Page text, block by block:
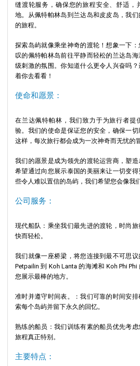
对于内心充满探索精神的游客来说,距离兰
的兰塔岛(Koh Lanta Yai)和兰塔岛西海岸
充满活力,拥有金黄色的沙滩和热闹的氛围,
岛屿欢庆和狂欢的一面。
兰塔岛老城区是历史、文化和自然美景的
长码头、美味的佳肴和丰富的文化遗产,仿
个过去与现在和谐共舞之地的美好回忆。
须知:
最早的航海者。
美食之旅:品多餐厅(Pinto Restaurant)和其
周边奇观:
当地工艺品:码头上的商店和餐馆出售的工
塔岛往昔岁月的记忆。
缝渡轮服务，确保您的旅程安全、舒适，
地。从佩特帕林岛到兰达岛和皮皮岛，我
的旅程。
探索岛屿就像乘坐神奇的渡轮！想象一下
叹的佩特帕林岛前往平静而轻松的兰达岛
级刺激的氛围。你知道什么更令人兴奋吗
着你去看看！
使命和愿景：
在兰达佩特帕林，我们致力于为旅行者提
验。我们的使命是保证您的安全，确保一切
这样，每次旅行都会成为一次神奇而无忧的冒
我们的愿景是成为领先的渡轮运营商，塑
希望通过向您展示泰国的美丽来让一切变
些令人难以置信的岛屿，我们希望您会像我
公司服务：
现代船队：乘坐我们最先进的渡轮，时尚
快而轻松。
我们就像一座桥梁，将您连接到最不可思
Petpailin 到 Koh Lanta 的海滩和 Koh Phi
您展示最棒的地方。
准时并遵守时间表。：我们可靠的时间安
索每个岛屿并留下永久的回忆。
熟练的船员：我们训练有素的船员优先考
旅程真正特别。
主要特点：